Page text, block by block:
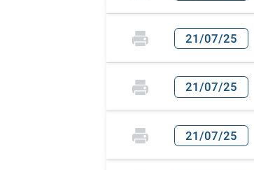
21/07/25
21/07/25
21/07/25